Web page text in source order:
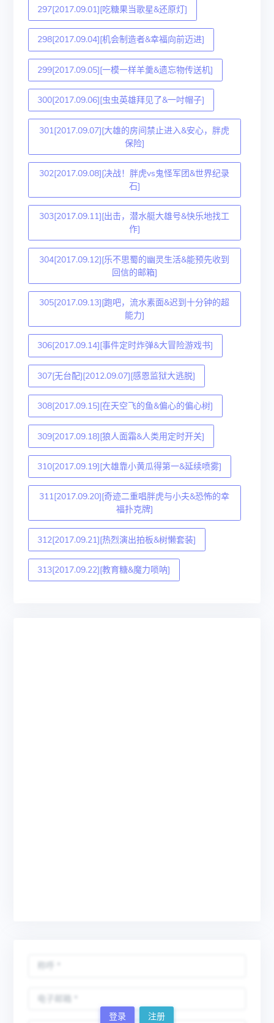
297[2017.09.01][吃糖果当歌星&还原灯]
298[2017.09.04][机会制造者&幸福向前迈进]
299[2017.09.05][一模一样羊羹&遗忘物传送机]
300[2017.09.06][虫虫英雄拜见了&一吋帽子]
301[2017.09.07][大雄的房间禁止进入&安心，胖虎
保险]
302[2017.09.08][决战！胖虎vs鬼怪军团&世界纪录
石]
303[2017.09.11][出击，潜水艇大雄号&快乐地找工
作]
304[2017.09.12][乐不思蜀的幽灵生活&能预先收到
回信的邮箱]
305[2017.09.13][跑吧，流水素面&迟到十分钟的超
能力]
306[2017.09.14][事件定时炸弹&大冒险游戏书]
307[无台配][2012.09.07][感恩监狱大逃脱]
308[2017.09.15][在天空飞的鱼&偏心的偏心树]
309[2017.09.18][狼人面霜&人类用定时开关]
310[2017.09.19][大雄靠小黄瓜得第一&延续喷雾]
311[2017.09.20][奇迹二重唱胖虎与小夫&恐怖的幸
福扑克牌]
312[2017.09.21][热烈演出拍板&树懒套装]
313[2017.09.22][教育糖&魔力唢呐]
登录 注册